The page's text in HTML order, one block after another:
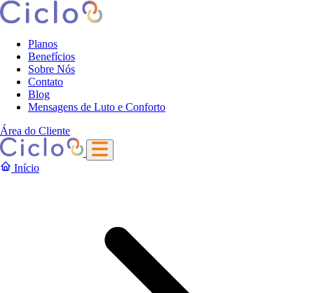
Planos
Benefícios
Sobre Nós
Contato
Blog
Mensagens de Luto e Conforto
Área do Cliente
Início